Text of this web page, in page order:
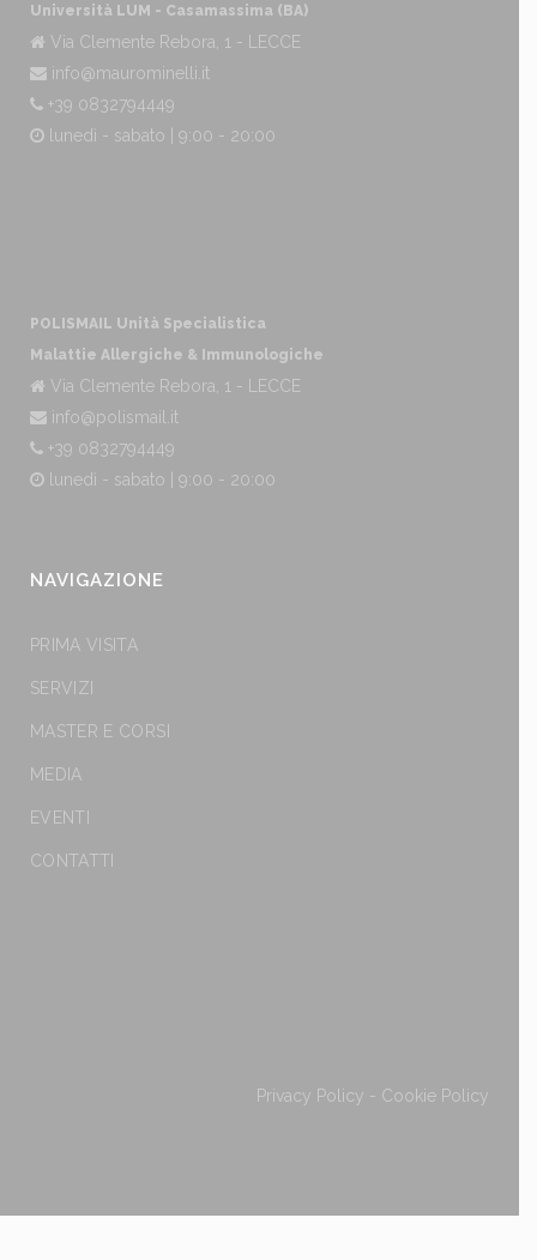
Università LUM - Casamassima (BA)
Via Clemente Rebora, 1 - LECCE
info@maurominelli.it
+39 0832794449
lunedì - sabato | 9:00 - 20:00
POLISMAIL Unità Specialistica
Malattie Allergiche & Immunologiche
Via Clemente Rebora, 1 - LECCE
info@polismail.it
+39 0832794449
lunedì - sabato | 9:00 - 20:00
NAVIGAZIONE
PRIMA VISITA
SERVIZI
MASTER E CORSI
MEDIA
EVENTI
CONTATTI
Privacy Policy - Cookie Policy